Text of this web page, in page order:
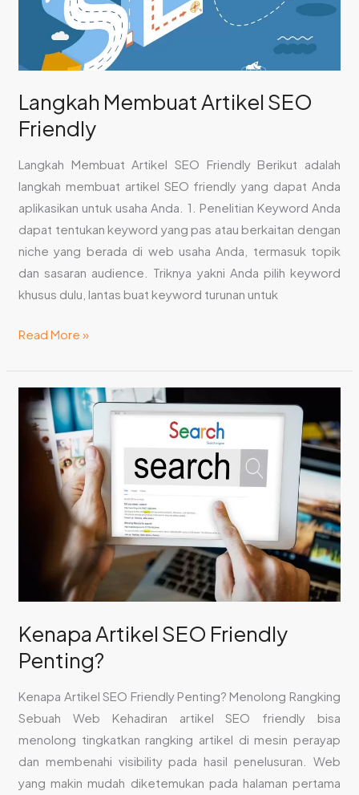
Langkah Membuat Artikel SEO
Friendly
Langkah Membuat Artikel SEO Friendly Berikut adalah
langkah membuat artikel SEO friendly yang dapat Anda
aplikasikan untuk usaha Anda. 1. Penelitian Keyword Anda
dapat tentukan keyword yang pas atau berkaitan dengan
niche yang berada di web usaha Anda, termasuk topik
dan sasaran audience. Triknya yakni Anda pilih keyword
khusus dulu, lantas buat keyword turunan untuk
Read More »
Kenapa Artikel SEO Friendly
Penting?
Kenapa Artikel SEO Friendly Penting? Menolong Rangking
Sebuah Web Kehadiran artikel SEO friendly bisa
menolong tingkatkan rangking artikel di mesin perayap
dan membenahi visibility pada hasil penelusuran. Web
yang makin mudah diketemukan pada halaman pertama
Kenapa
Artikel
SEO
Friendly
Penting?